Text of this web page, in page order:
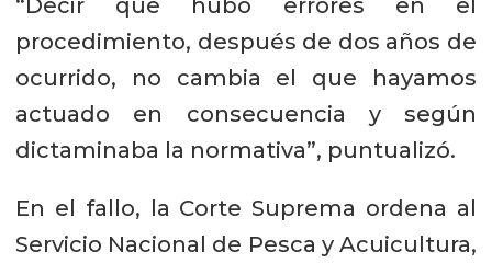
“Decir que hubo errores en el
procedimiento, después de dos años de
ocurrido, no cambia el que hayamos
actuado en consecuencia y según
dictaminaba la normativa”, puntualizó.
En el fallo, la Corte Suprema ordena al
Servicio Nacional de Pesca y Acuicultura,